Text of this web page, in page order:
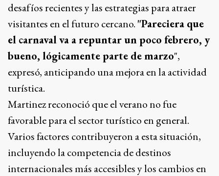
desafíos recientes y las estrategias para atraer
visitantes en el futuro cercano. "Pareciera que
el carnaval va a repuntar un poco febrero, y
bueno, lógicamente parte de marzo",
expresó, anticipando una mejora en la actividad
turística.
Martinez reconoció que el verano no fue
favorable para el sector turístico en general.
Varios factores contribuyeron a esta situación,
incluyendo la competencia de destinos
internacionales más accesibles y los cambios en